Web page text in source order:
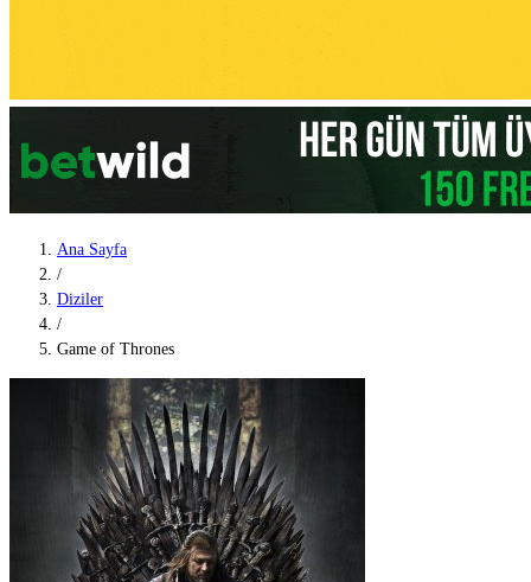
Ana Sayfa
/
Diziler
/
Game of Thrones